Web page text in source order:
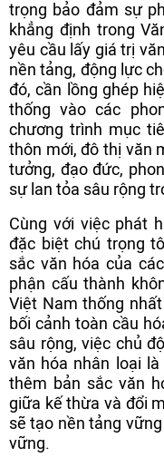
trọng bảo đảm sự
khẳng định trong
yêu cầu lấy giá trị
nền tảng, động lực
đó, cần lồng ghép
thống vào các
chương trình mục
thôn mới, đô thị văn
tưởng, đạo đức,
sự lan tỏa sâu rộng
Cùng với việc phát
đặc biệt chú trọng
sắc văn hóa của
phận cấu thành
Việt Nam thống
bối cảnh toàn cầu
sâu rộng, việc chủ
văn hóa nhân loại
thêm bản sắc văn
giữa kế thừa và đổi
sẽ tạo nền tảng
vững.